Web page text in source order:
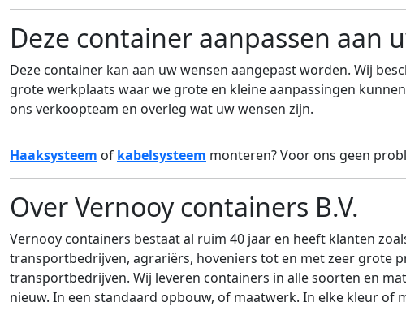
Deze container aanpassen aan
Deze container kan aan uw wensen aangepast worden. Wij
grote werkplaats waar we grote en kleine aanpassingen
ons verkoopteam en overleg wat uw wensen zijn.
Haaksysteem of kabelsysteem monteren? Voor ons geen
Over Vernooy containers B.V.
Vernooy containers bestaat al ruim 40 jaar en heeft klanten
transportbedrijven, agrariërs, hoveniers tot en met zeer grote
transportbedrijven. Wij leveren containers in alle soorten en
nieuw. In een standaard opbouw, of maatwerk. In elke kleur of